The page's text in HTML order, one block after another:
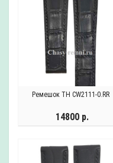
Ремешок TH CW2111-0.RR
14800 р.